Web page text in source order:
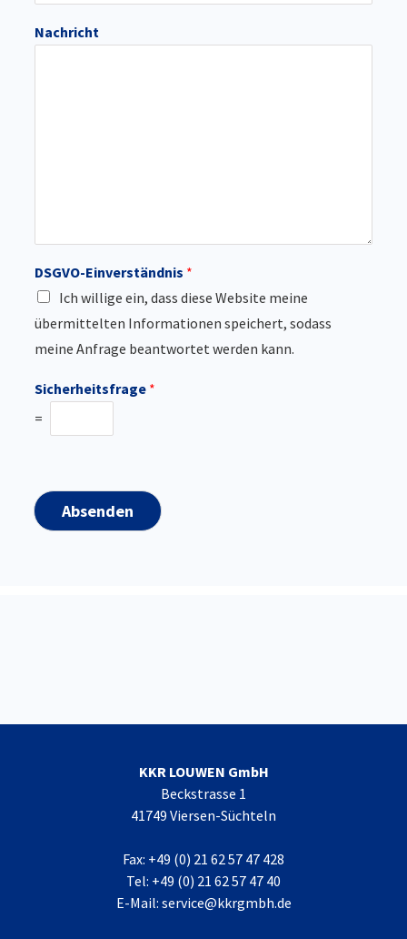
Nachricht
DSGVO-Einverständnis *
Ich willige ein, dass diese Website meine
übermittelten Informationen speichert, sodass
meine Anfrage beantwortet werden kann.
Sicherheitsfrage *
=
Absenden
KKR LOUWEN GmbH
Beckstrasse 1
41749 Viersen-Süchteln
Fax: +49 (0) 21 62 57 47 428
Tel: +49 (0) 21 62 57 47 40
E-Mail: service@kkrgmbh.de